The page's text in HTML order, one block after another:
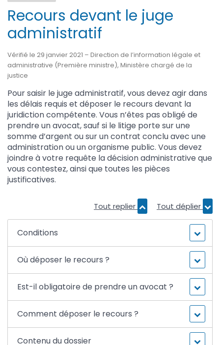
Recours devant le juge
administratif
Vérifié le 29 janvier 2021 – Direction de l’information légale et
administrative (Première ministre), Ministère chargé de la
justice
Pour saisir le juge administratif, vous devez agir dans
les délais requis et déposer le recours devant la
juridiction compétente. Vous n’êtes pas obligé de
prendre un avocat, sauf si le litige porte sur une
somme d’argent ou sur un contrat conclu avec une
administration ou un organisme public. Vous devez
joindre à votre requête la décision administrative que
vous contestez, ainsi que toutes les pièces
justificatives.
Tout replier Tout déplier
Conditions
Où déposer le recours ?
Est-il obligatoire de prendre un avocat ?
Comment déposer le recours ?
Contenu du dossier